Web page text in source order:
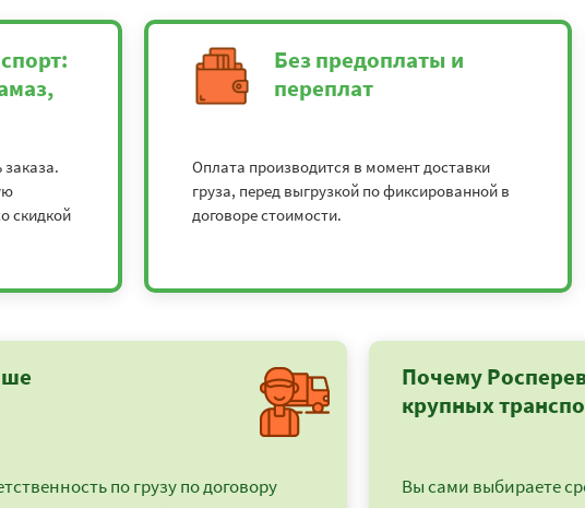
скидкой
Без предоплаты и
переплат
Оплата производится в момент доставки
груза, перед выгрузкой по фиксированной в
договоре стоимости.
по грузу по договору
Почему
крупных
Вы сами выбираете